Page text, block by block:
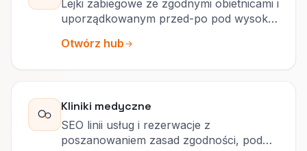
Lejki zabiegowe ze zgodnymi obietnicami i
uporządkowanym przed-po pod wysokie
Otwórz hub
Kliniki medyczne
SEO linii usług i rezerwacje z
poszanowaniem zasad zgodności, pod